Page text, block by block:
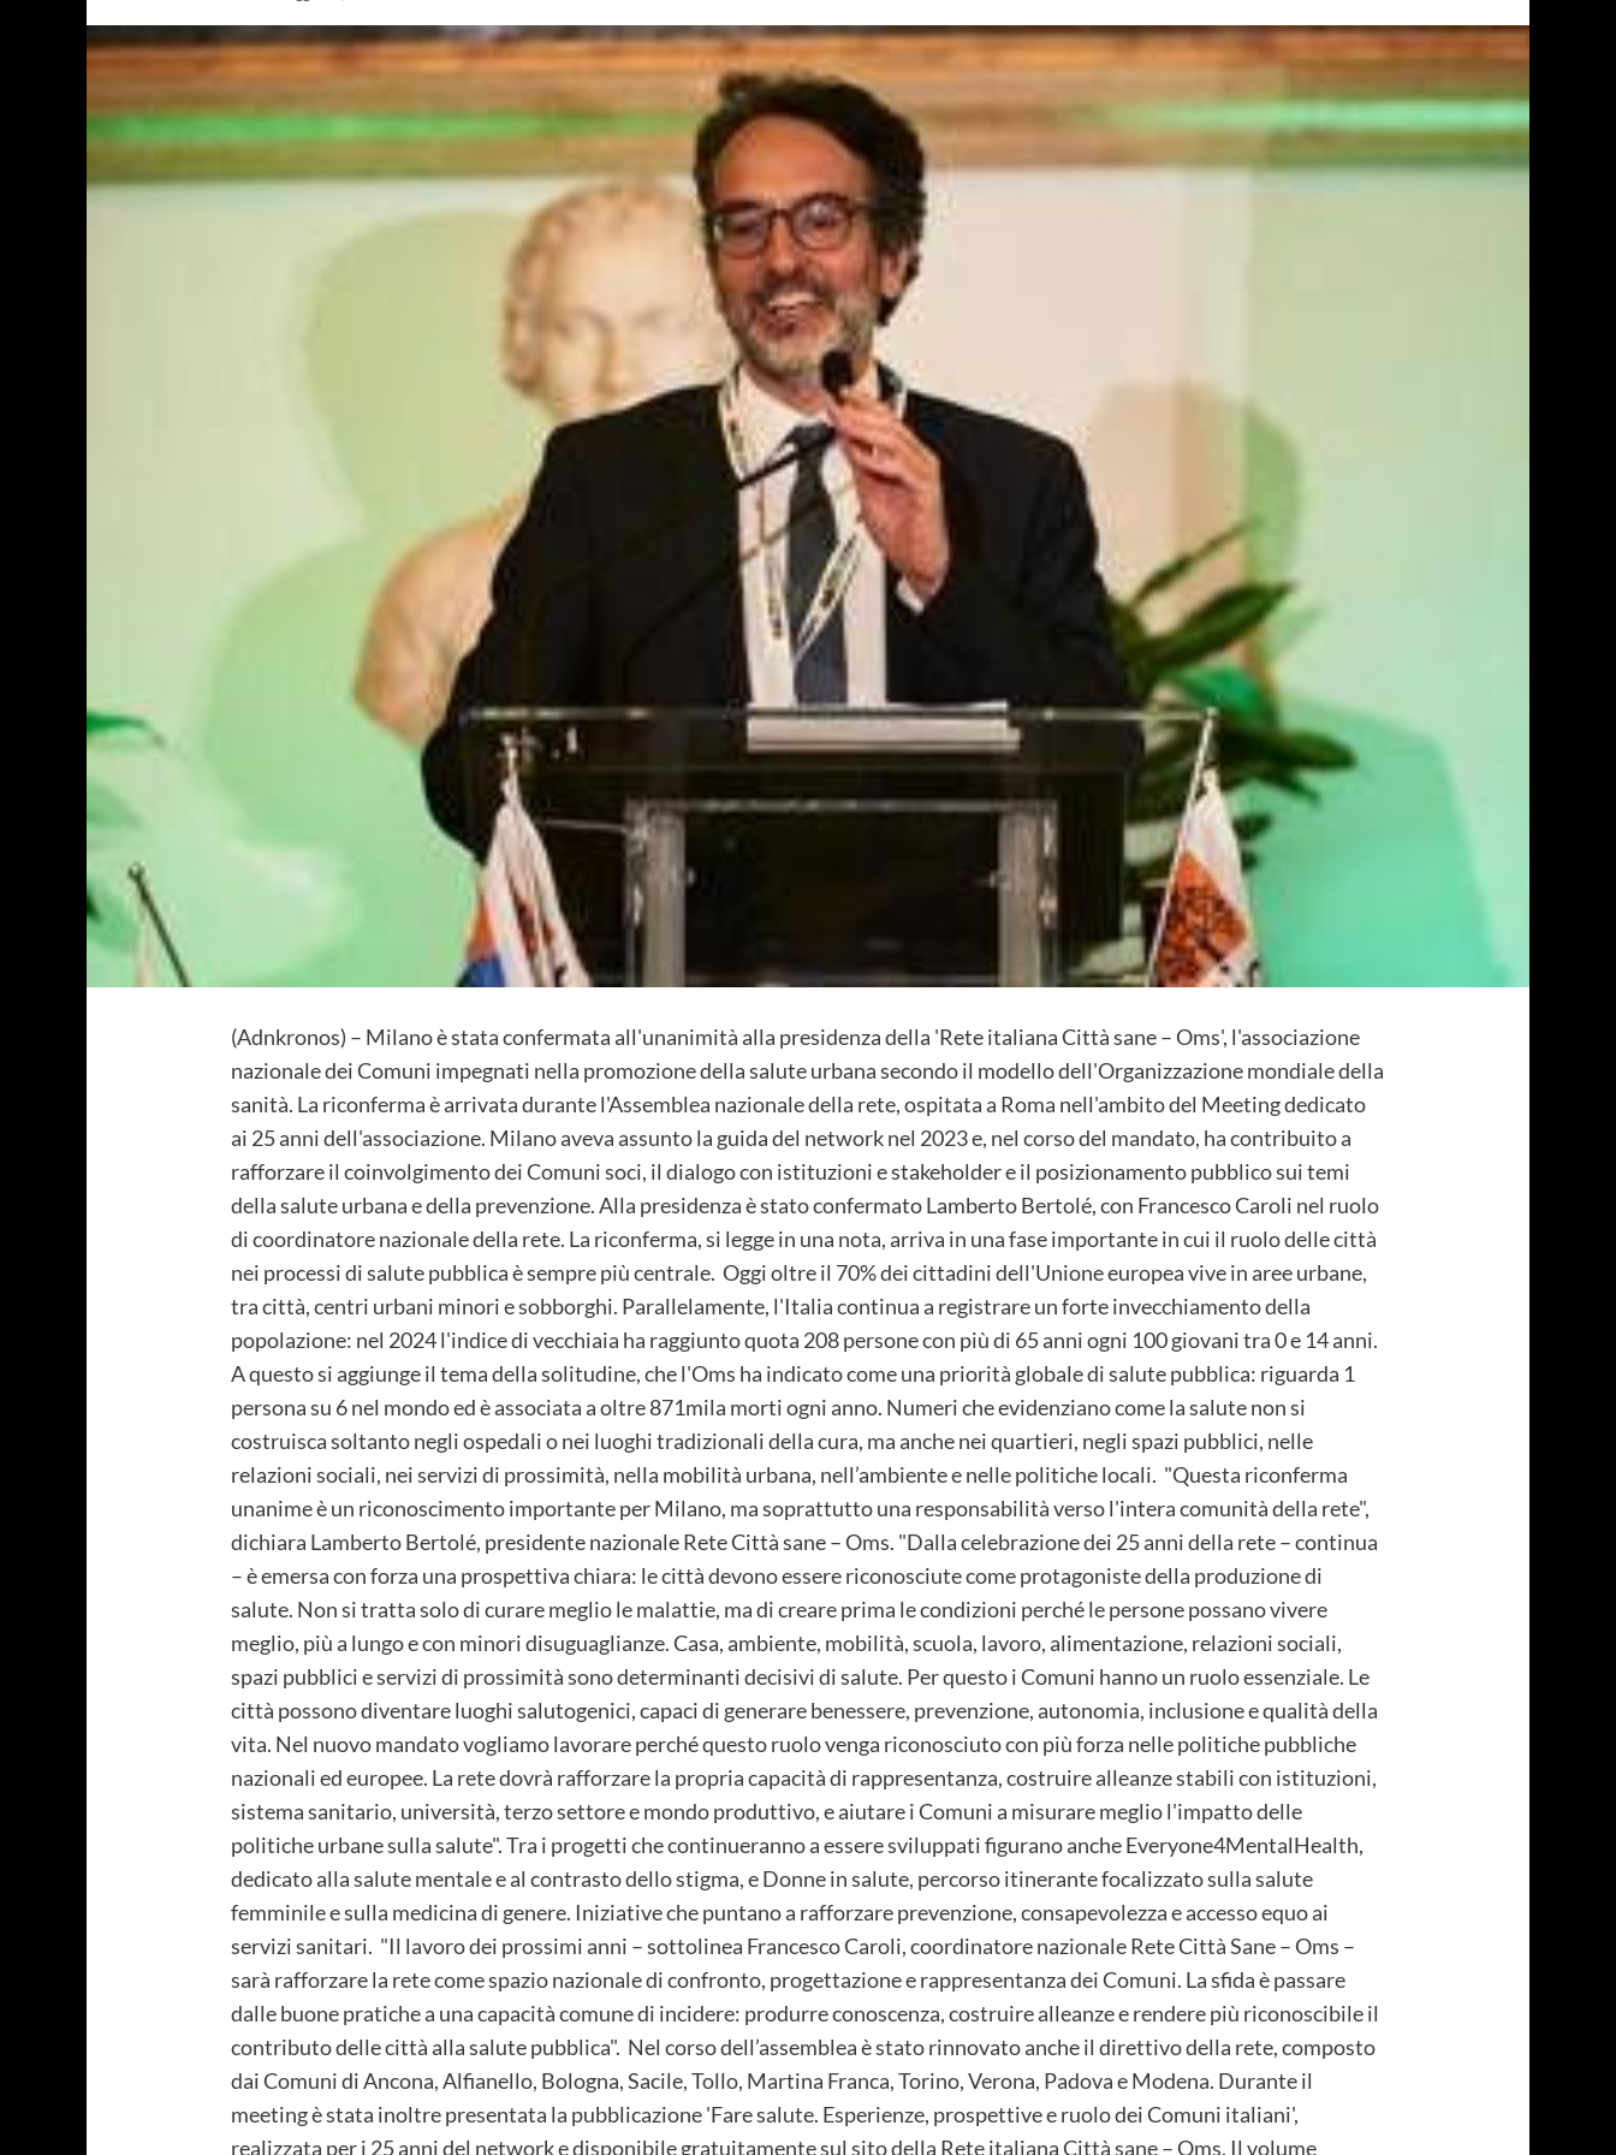
(Adnkronos) – Milano è stata confermata all'unanimità alla presidenza della 'Rete italiana Città sane – Oms', l'associazione
nazionale dei Comuni impegnati nella promozione della salute urbana secondo il modello dell'Organizzazione mondiale della
sanità. La riconferma è arrivata durante l'Assemblea nazionale della rete, ospitata a Roma nell'ambito del Meeting dedicato
ai 25 anni dell'associazione. Milano aveva assunto la guida del network nel 2023 e, nel corso del mandato, ha contribuito a
rafforzare il coinvolgimento dei Comuni soci, il dialogo con istituzioni e stakeholder e il posizionamento pubblico sui temi
della salute urbana e della prevenzione. Alla presidenza è stato confermato Lamberto Bertolé, con Francesco Caroli nel ruolo
di coordinatore nazionale della rete. La riconferma, si legge in una nota, arriva in una fase importante in cui il ruolo delle città
nei processi di salute pubblica è sempre più centrale. Oggi oltre il 70% dei cittadini dell'Unione europea vive in aree urbane,
tra città, centri urbani minori e sobborghi. Parallelamente, l'Italia continua a registrare un forte invecchiamento della
popolazione: nel 2024 l'indice di vecchiaia ha raggiunto quota 208 persone con più di 65 anni ogni 100 giovani tra 0 e 14 anni.
A questo si aggiunge il tema della solitudine, che l'Oms ha indicato come una priorità globale di salute pubblica: riguarda 1
persona su 6 nel mondo ed è associata a oltre 871mila morti ogni anno. Numeri che evidenziano come la salute non si
costruisca soltanto negli ospedali o nei luoghi tradizionali della cura, ma anche nei quartieri, negli spazi pubblici, nelle
relazioni sociali, nei servizi di prossimità, nella mobilità urbana, nell’ambiente e nelle politiche locali. "Questa riconferma
unanime è un riconoscimento importante per Milano, ma soprattutto una responsabilità verso l'intera comunità della rete",
dichiara Lamberto Bertolé, presidente nazionale Rete Città sane – Oms. "Dalla celebrazione dei 25 anni della rete – continua
– è emersa con forza una prospettiva chiara: le città devono essere riconosciute come protagoniste della produzione di
salute. Non si tratta solo di curare meglio le malattie, ma di creare prima le condizioni perché le persone possano vivere
meglio, più a lungo e con minori disuguaglianze. Casa, ambiente, mobilità, scuola, lavoro, alimentazione, relazioni sociali,
spazi pubblici e servizi di prossimità sono determinanti decisivi di salute. Per questo i Comuni hanno un ruolo essenziale. Le
città possono diventare luoghi salutogenici, capaci di generare benessere, prevenzione, autonomia, inclusione e qualità della
vita. Nel nuovo mandato vogliamo lavorare perché questo ruolo venga riconosciuto con più forza nelle politiche pubbliche
nazionali ed europee. La rete dovrà rafforzare la propria capacità di rappresentanza, costruire alleanze stabili con istituzioni,
sistema sanitario, università, terzo settore e mondo produttivo, e aiutare i Comuni a misurare meglio l'impatto delle
politiche urbane sulla salute". Tra i progetti che continueranno a essere sviluppati figurano anche Everyone4MentalHealth,
dedicato alla salute mentale e al contrasto dello stigma, e Donne in salute, percorso itinerante focalizzato sulla salute
femminile e sulla medicina di genere. Iniziative che puntano a rafforzare prevenzione, consapevolezza e accesso equo ai
servizi sanitari. "Il lavoro dei prossimi anni – sottolinea Francesco Caroli, coordinatore nazionale Rete Città Sane – Oms –
sarà rafforzare la rete come spazio nazionale di confronto, progettazione e rappresentanza dei Comuni. La sfida è passare
dalle buone pratiche a una capacità comune di incidere: produrre conoscenza, costruire alleanze e rendere più riconoscibile il
contributo delle città alla salute pubblica". Nel corso dell’assemblea è stato rinnovato anche il direttivo della rete, composto
dai Comuni di Ancona, Alfianello, Bologna, Sacile, Tollo, Martina Franca, Torino, Verona, Padova e Modena. Durante il
meeting è stata inoltre presentata la pubblicazione 'Fare salute. Esperienze, prospettive e ruolo dei Comuni italiani',
realizzata per i 25 anni del network e disponibile gratuitamente sul sito della Rete italiana Città sane – Oms. Il volume